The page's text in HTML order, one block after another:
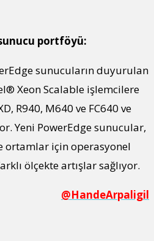
portföyü:
sunucuların duyurulan
Xeon Scalable işlemcilere
R940, M640 ve FC640 ve
Yeni PowerEdge sunucular,
ortamlar için operasyonel
ölçekte artışlar sağlıyor.
@HandeArpaligil